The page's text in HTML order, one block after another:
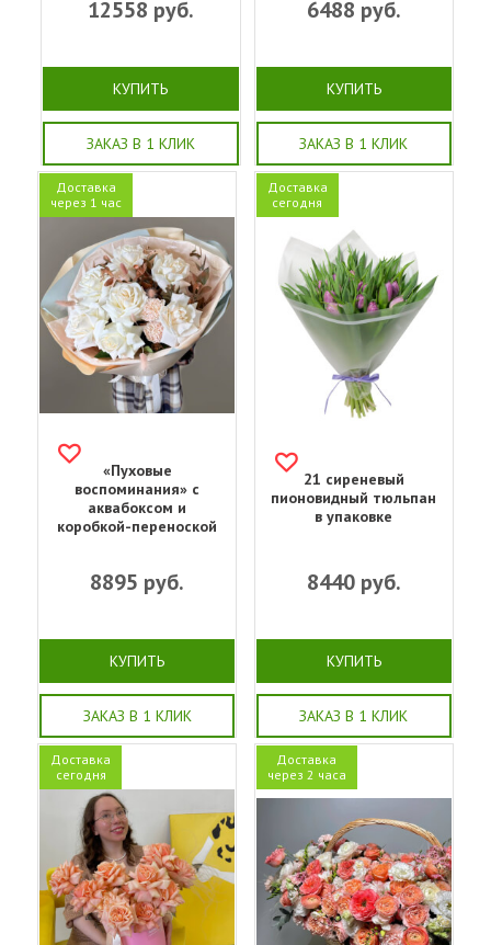
12558 руб.
КУПИТЬ
ЗАКАЗ В 1 КЛИК
6488 руб.
КУПИТЬ
ЗАКАЗ В 1 КЛИК
Доставка
через 1 час
«Пуховые
воспоминания» с
аквабоксом и
коробкой-переноской
8895 руб.
КУПИТЬ
ЗАКАЗ В 1 КЛИК
Доставка
сегодня
21 сиреневый
пионовидный тюльпан
в упаковке
8440руб.
КУПИТЬ
ЗАКАЗ В 1 КЛИК
Доставка
сегодня
Доставка
через 2 часа